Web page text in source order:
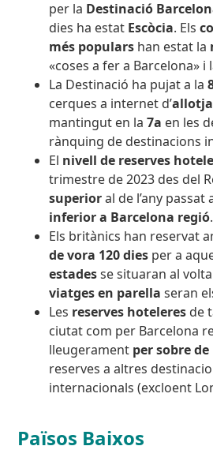
per la Destinació
dies ha estat Escòcia. Els
més populars han estat la
«coses a fer a Barcelona» i
La Destinació ha pujat a la
cerques a internet d’
mantingut en la7a en les
rànquing de destinacions
El nivell de reserves
trimestre de 2023 des del
superioral de l’any passat
inferior a Barcelona regió.
Els britànics han reservat
de vora 120 dies per a
estadesse situaran al
viatges en parellaseran
Les reserves hoteleres de
ciutat com per Barcelona
lleugerament per sobre
reserves a altres
internacionals (excloent
Països Baixos